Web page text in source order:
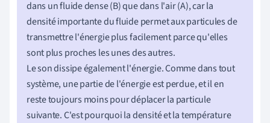
dans un fluide dense (B) que dans l'air (A), car la
densité importante du fluide permet aux particules de
transmettre l'énergie plus facilement parce qu'elles
sont plus proches les unes des autres.
Le son dissipe également l'énergie. Comme dans tout
système, une partie de l'énergie est perdue, et il en
reste toujours moins pour déplacer la particule
suivante. C'est pourquoi la densité et la température